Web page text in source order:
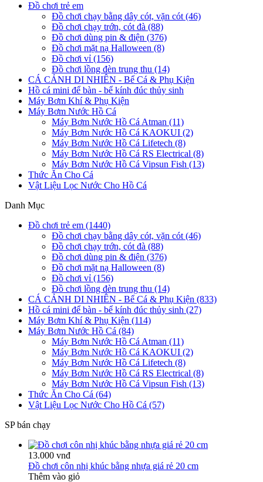
Đồ chơi trẻ em
Đồ chơi chạy bằng dây cót, vặn cót (46)
Đồ chơi chạy trớn, cót đà (88)
Đồ chơi dùng pin & điện (376)
Đồ chơi mặt nạ Halloween (8)
Đồ chơi vỉ (156)
Đồ chơi lồng đèn trung thu (14)
CÁ CẢNH DI NHIÊN - Bể Cá & Phụ Kiện
Hồ cá mini để bàn - bể kính đúc thủy sinh
Máy Bơm Khí & Phụ Kiện
Máy Bơm Nước Hồ Cá
Máy Bơm Nước Hồ Cá Atman (11)
Máy Bơm Nước Hồ Cá KAOKUI (2)
Máy Bơm Nước Hồ Cá Lifetech (8)
Máy Bơm Nước Hồ Cá RS Electrical (8)
Máy Bơm Nước Hồ Cá Vipsun Fish (13)
Thức Ăn Cho Cá
Vật Liệu Lọc Nước Cho Hồ Cá
Danh Mục
Đồ chơi trẻ em (1440)
Đồ chơi chạy bằng dây cót, vặn cót (46)
Đồ chơi chạy trớn, cót đà (88)
Đồ chơi dùng pin & điện (376)
Đồ chơi mặt nạ Halloween (8)
Đồ chơi vỉ (156)
Đồ chơi lồng đèn trung thu (14)
CÁ CẢNH DI NHIÊN - Bể Cá & Phụ Kiện (833)
Hồ cá mini để bàn - bể kính đúc thủy sinh (27)
Máy Bơm Khí & Phụ Kiện (114)
Máy Bơm Nước Hồ Cá (84)
Máy Bơm Nước Hồ Cá Atman (11)
Máy Bơm Nước Hồ Cá KAOKUI (2)
Máy Bơm Nước Hồ Cá Lifetech (8)
Máy Bơm Nước Hồ Cá RS Electrical (8)
Máy Bơm Nước Hồ Cá Vipsun Fish (13)
Thức Ăn Cho Cá (64)
Vật Liệu Lọc Nước Cho Hồ Cá (57)
SP bán chạy
13.000 vnđ
Đồ chơi côn nhị khúc bằng nhựa giá rẻ 20 cm
Thêm vào giỏ